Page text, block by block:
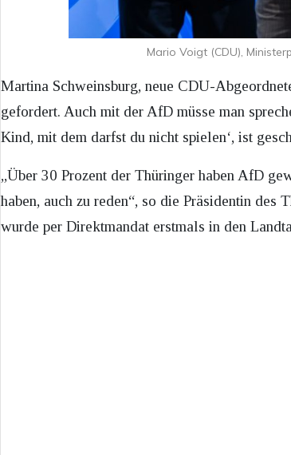
Mario Voigt (CDU),
Martina Schweinsburg, neue CDU-
gefordert. Auch mit der AfD müsse man
Kind, mit dem darfst du nicht spielen‘, ist
„Über 30 Prozent der Thüringer haben AfD
haben, auch zu reden“, so die Präsidentin
wurde per Direktmandat erstmals in den